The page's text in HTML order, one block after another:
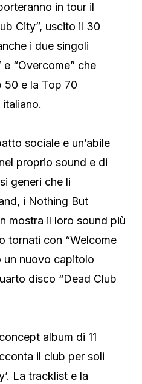
in tour il
City”, uscito il 30
i due singoli
“Overcome” che
50 e la Top 70
sociale e un’abile
proprio sound e di
generi che li
i Nothing But
mostra il loro sound più
tornati con “Welcome
un nuovo capitolo
disco “Dead Club
album di 11
il club per soli
La tracklist e la